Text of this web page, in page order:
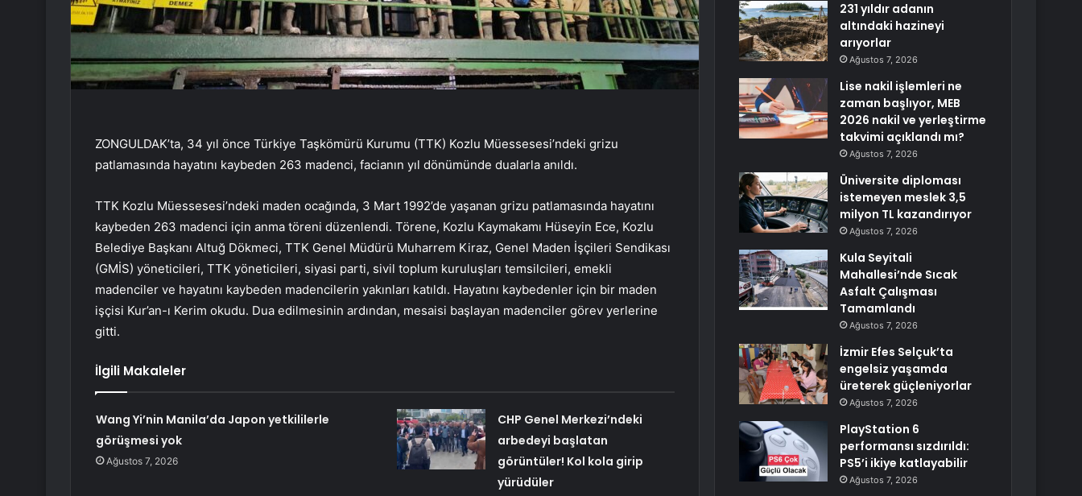
ZONGULDAK’ta, 34 yıl önce Türkiye Taşkömürü Kurumu (TTK) Kozlu Müessesesi’ndeki grizu
patlamasında hayatını kaybeden 263 madenci, facianın yıl dönümünde dualarla anıldı.
TTK Kozlu Müessesesi’ndeki maden ocağında, 3 Mart 1992’de yaşanan grizu patlamasında hayatını
kaybeden 263 madenci için anma töreni düzenlendi. Törene, Kozlu Kaymakamı Hüseyin Ece, Kozlu
Belediye Başkanı Altuğ Dökmeci, TTK Genel Müdürü Muharrem Kiraz, Genel Maden İşçileri Sendikası
(GMİS) yöneticileri, TTK yöneticileri, siyasi parti, sivil toplum kuruluşları temsilcileri, emekli
madenciler ve hayatını kaybeden madencilerin yakınları katıldı. Hayatını kaybedenler için bir maden
işçisi Kur’an-ı Kerim okudu. Dua edilmesinin ardından, mesaisi başlayan madenciler görev yerlerine
gitti.
İlgili Makaleler
Wang Yi’nin Manila’da Japon yetkililerle
görüşmesi yok
Ağustos 7, 2026
CHP Genel Merkezi’ndeki
arbedeyi başlatan
görüntüler! Kol kola girip
yürüdüler
231 yıldır adanın
altındaki hazineyi
arıyorlar
Ağustos 7, 2026
Lise nakil işlemleri ne
zaman başlıyor, MEB
2026 nakil ve yerleştirme
takvimi açıklandı mı?
Ağustos 7, 2026
Üniversite diploması
istemeyen meslek 3,5
milyon TL kazandırıyor
Ağustos 7, 2026
Kula Seyitali
Mahallesi’nde Sıcak
Asfalt Çalışması
Tamamlandı
Ağustos 7, 2026
İzmir Efes Selçuk’ta
engelsiz yaşamda
üreterek güçleniyorlar
Ağustos 7, 2026
PlayStation 6
performansı sızdırıldı:
PS5’i ikiye katlayabilir
Ağustos 7, 2026